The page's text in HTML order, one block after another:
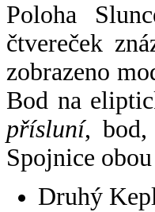
Poloha
čtvereček
zobrazeno
Bod na
přísluní, bod,
Spojnice
Druhý